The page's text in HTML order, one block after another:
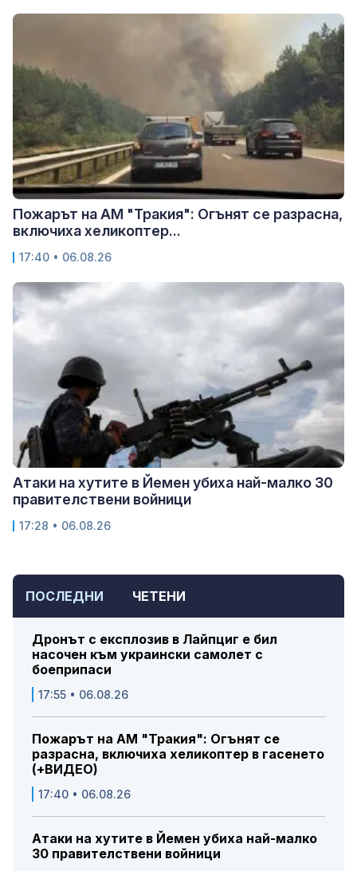
ПОСЛЕДНИ ЧЕТЕНИ
Дронът с експлозив в Лайпциг е бил
насочен към украински самолет с
боеприпаси
17:55 • 06.08.26
Пожарът на АМ "Тракия": Огънят се
разрасна, включиха хеликоптер в гасенето
(+ВИДЕО)
17:40 • 06.08.26
Атаки на хутите в Йемен убиха най-малко
30 правителствени войници
Пожарът на АМ "Тракия": Огънят се разрасна,
включиха хеликоптер...
17:40 • 06.08.26
Атаки на хутите в Йемен убиха най-малко 30
правителствени войници
17:28 • 06.08.26